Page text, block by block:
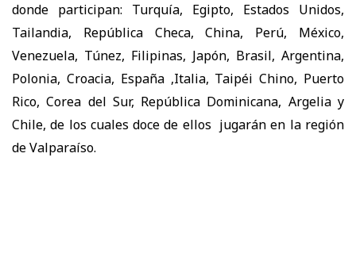
donde participan: Turquía, Egipto, Estados Unidos,
Tailandia, República Checa, China, Perú, México,
Venezuela, Túnez, Filipinas, Japón, Brasil, Argentina,
Polonia, Croacia, España ,Italia, Taipéi Chino, Puerto
Rico, Corea del Sur, República Dominicana, Argelia y
Chile, de los cuales doce de ellos jugarán en la región
de Valparaíso.